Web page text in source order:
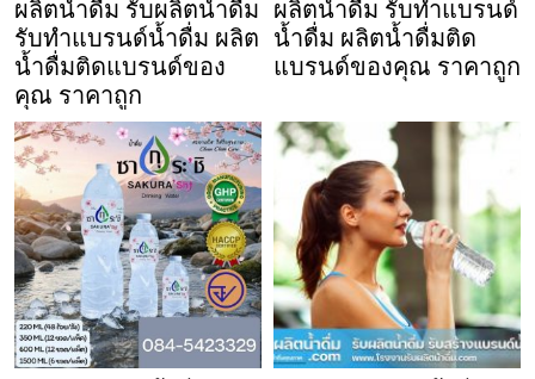
ผลิตน้ำดื่ม รับผลิตน้ำดื่ม
รับทำแบรนด์น้ำดื่ม ผลิต
น้ำดื่มติดแบรนด์ของ
คุณ ราคาถูก
ผลิตน้ำดื่ม รับทำแบรนด์
น้ำดื่ม ผลิตน้ำดื่มติด
แบรนด์ของคุณ ราคาถูก